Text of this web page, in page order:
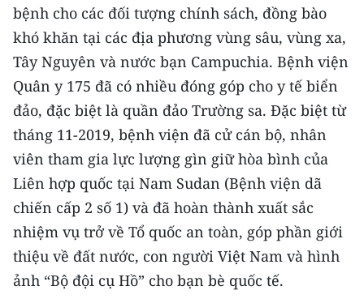
TIN MỚI
TIN ĐỊA PHƯƠNG
Trung du và miền núi phía Bắc
Đồng bằng sông Hồng
Bắc Trung Bộ
Duyên hải Nam Trung Bộ và Tây
Nguyên
Đông Nam Bộ
Đồng bằng sông Cửu Long
bệnh cho các đối tượng chính sách, đồng bào
khó khăn tại các địa phương vùng sâu, vùng xa,
Tây Nguyên và nước bạn Campuchia. Bệnh viện
Quân y 175 đã có nhiều đóng góp cho y tế biển
đảo, đặc biệt là quần đảo Trường sa. Đặc biệt từ
tháng 11-2019, bệnh viện đã cử cán bộ, nhân
viên tham gia lực lượng gìn giữ hòa bình của
Liên hợp quốc tại Nam Sudan (Bệnh viện dã
chiến cấp 2 số 1) và đã hoàn thành xuất sắc
nhiệm vụ trở về Tổ quốc an toàn, góp phần giới
thiệu về đất nước, con người Việt Nam và hình
ảnh “Bộ đội cụ Hồ” cho bạn bè quốc tế.